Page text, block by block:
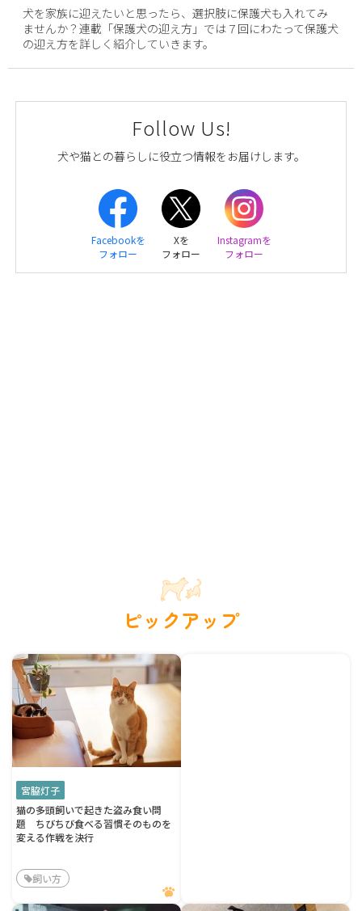
犬を家族に迎えたいと思ったら、選択肢に保護犬も入れてみ
ませんか？連載「保護犬の迎え方」では７回にわたって保護犬
の迎え方を詳しく紹介していきます。
Follow Us!
犬や猫との暮らしに役立つ情報をお届けします。
Facebookを
フォロー
Xを
フォロー
Instagramを
フォロー
ピックアップ
宮脇灯子
猫の多頭飼いで起きた盗み食い問
題 ちびちび食べる習慣そのものを
変える作戦を決行
飼い方